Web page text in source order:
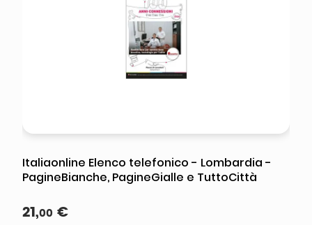
Italiaonline Elenco telefonico - Lombardia -
PagineBianche, PagineGialle e TuttoCittà
21,00 €